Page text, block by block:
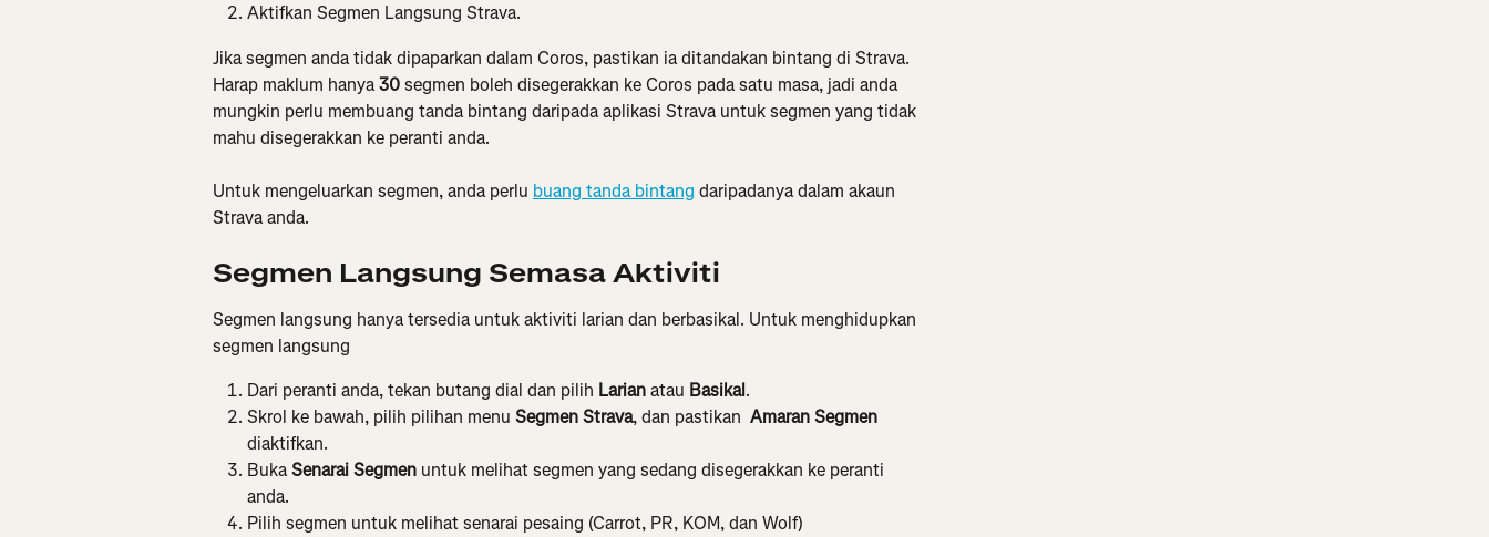
Aktifkan Segmen Langsung Strava.
Jika segmen anda tidak dipaparkan dalam Coros, pastikan ia ditandakan bintang di Strava.
Harap maklum hanya 30 segmen boleh disegerakkan ke Coros pada satu masa, jadi anda
mungkin perlu membuang tanda bintang daripada aplikasi Strava untuk segmen yang tidak
mahu disegerakkan ke peranti anda.
Untuk mengeluarkan segmen, anda perlu buang tanda bintang daripadanya dalam akaun
Strava anda.
Segmen Langsung Semasa Aktiviti
Segmen langsung hanya tersedia untuk aktiviti larian dan berbasikal. Untuk menghidupkan
segmen langsung
Dari peranti anda, tekan butang dial dan pilih Larian atau Basikal.
Skrol ke bawah, pilih pilihan menu Segmen Strava, dan pastikan Amaran Segmen
diaktifkan.
Buka Senarai Segmen untuk melihat segmen yang sedang disegerakkan ke peranti
anda.
Pilih segmen untuk melihat senarai pesaing (Carrot, PR, KOM, dan Wolf)